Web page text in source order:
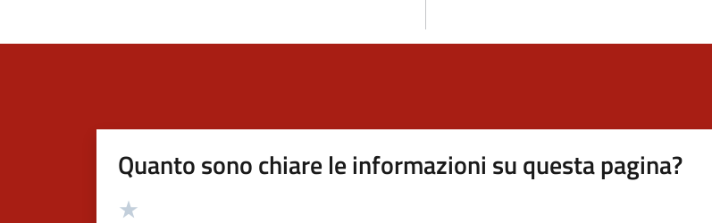
Quanto sono chiare le informazioni su questa pagina?
Valutazione